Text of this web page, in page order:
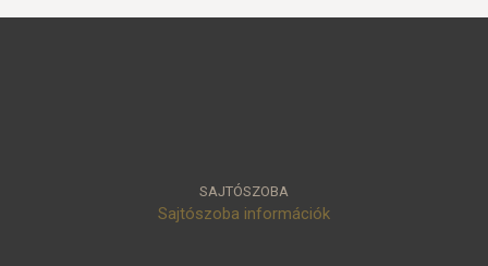
SAJTÓSZOBA
Sajtószoba információk